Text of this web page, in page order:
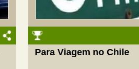
Para Viagem no Chile